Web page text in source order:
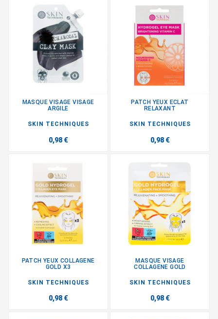
MASQUE VISAGE VISAGE
ARGILE
SKIN TECHNIQUES
0,98 €
PATCH YEUX ECLAT
RELAXANT
SKIN TECHNIQUES
0,98 €
PATCH YEUX COLLAGENE
GOLD X3
SKIN TECHNIQUES
0,98 €
MASQUE VISAGE
COLLAGENE GOLD
SKIN TECHNIQUES
0,98 €